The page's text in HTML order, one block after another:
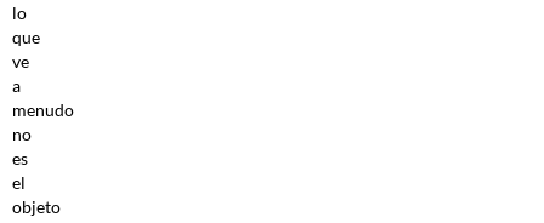
lo
que
ve
a
menudo
no
es
el
objeto